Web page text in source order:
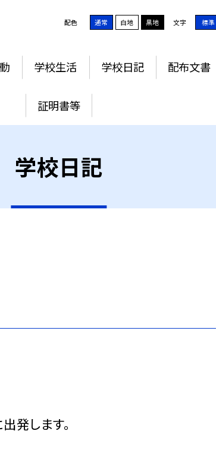
配色 通常 白地 黒地 文字 標準
学校生活 学校日記 配布文書
証明書等
学校日記
発します。